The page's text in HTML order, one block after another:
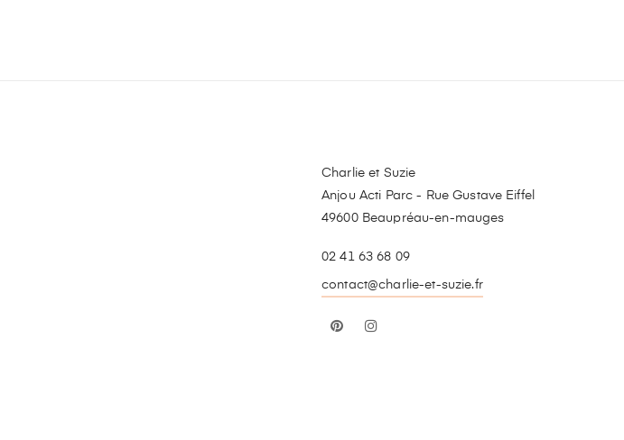
Charlie et Suzie
Anjou Acti Parc - Rue Gustave Eiffel
49600 Beaupréau-en-mauges
02 41 63 68 09
contact@charlie-et-suzie.fr
Pinterest